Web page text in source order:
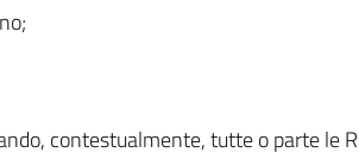
contestualmente, tutte o parte le